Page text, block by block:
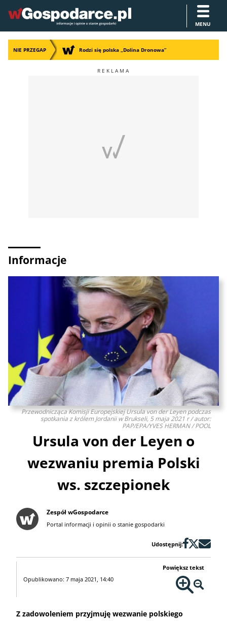
MENU
NIE PRZEGAP Rodzi się polska „Dolina Dronowa”
Informacje
Przewodnicząca Komisji Europejskiej Ursula von der Leyen podczas
spotkania z królem Jordanii w Brukseli, 5 maja 2021 r / autor:
PAP/EPA/YVES HERMAN / POOL
Ursula von der Leyen o
wezwaniu premia Polski
ws. szczepionek
Zespół wGospodarce
Portal informacji i opinii o stanie gospodarki
Udostępnij:
Opublikowano: 7 maja 2021, 14:40
Powiększ tekst
Z zadowoleniem przyjmuję wezwanie polskiego